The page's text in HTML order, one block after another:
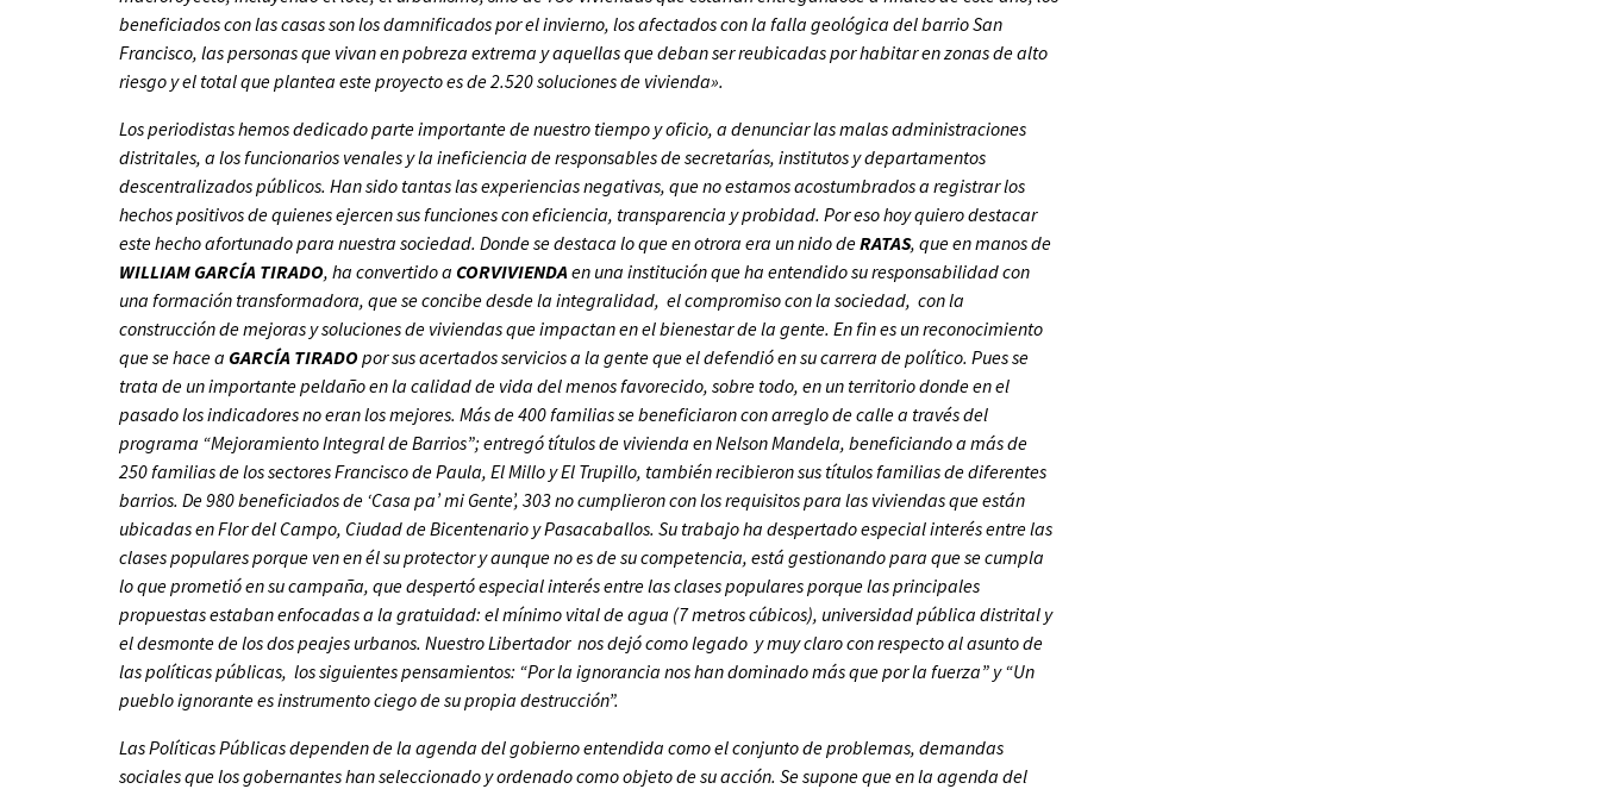
beneficiados con las casas son los damnificados por el invierno, los afectados con la falla geológica del barrio San
Francisco, las personas que vivan en pobreza extrema y aquellas que deban ser reubicadas por habitar en zonas de alto
riesgo y el total que plantea este proyecto es de 2.520 soluciones de vivienda».
Los periodistas hemos dedicado parte importante de nuestro tiempo y oficio, a denunciar las malas administraciones
distritales, a los funcionarios venales y la ineficiencia de responsables de secretarías, institutos y departamentos
descentralizados públicos. Han sido tantas las experiencias negativas, que no estamos acostumbrados a registrar los
hechos positivos de quienes ejercen sus funciones con eficiencia, transparencia y probidad. Por eso hoy quiero destacar
este hecho afortunado para nuestra sociedad. Donde se destaca lo que en otrora era un nido deRATAS, que en manos de
WILLIAM GARCÍA TIRADO, ha convertido a CORVIVIENDA en una institución que ha entendido su responsabilidad con
una formación transformadora, que se concibe desde la integralidad, el compromiso con la sociedad, con la
construcción de mejoras y soluciones de viviendas que impactan en el bienestar de la gente. En fin es un reconocimiento
que se hace a GARCÍA TIRADO por sus acertados servicios a la gente que el defendió en su carrera de político. Pues se
trata de un importante peldaño en la calidad de vida del menos favorecido, sobre todo, en un territorio donde en el
pasado los indicadores no eran los mejores. Más de 400 familias se beneficiaron con arreglo de calle a través del
programa “Mejoramiento Integral de Barrios”; entregó títulos de vivienda en Nelson Mandela, beneficiando a más de
250 familias de los sectores Francisco de Paula, El Millo y El Trupillo, también recibieron sus títulos familias de diferentes
barrios. De 980 beneficiados de ‘Casa pa’ mi Gente’, 303 no cumplieron con los requisitos para las viviendas que están
ubicadas en Flor del Campo, Ciudad de Bicentenario y Pasacaballos. Su trabajo ha despertado especial interés entre las
clases populares porque ven en él su protector y aunque no es de su competencia, está gestionando para que se cumpla
lo que prometió en su campaña, que despertó especial interés entre las clases populares porque las principales
propuestas estaban enfocadas a la gratuidad: el mínimo vital de agua (7 metros cúbicos), universidad pública distrital y
el desmonte de los dos peajes urbanos. Nuestro Libertador nos dejó como legado y muy claro con respecto al asunto de
las políticas públicas, los siguientes pensamientos: “Por la ignorancia nos han dominado más que por la fuerza” y “Un
pueblo ignorante es instrumento ciego de su propia destrucción”.
Las Políticas Públicas dependen de la agenda del gobierno entendida como el conjunto de problemas, demandas
sociales que los gobernantes han seleccionado y ordenado como objeto de su acción. Se supone que en la agenda del